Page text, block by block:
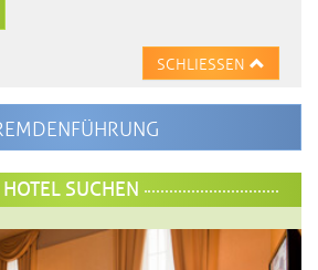
SCHLIESSEN
HOTEL SUCHEN